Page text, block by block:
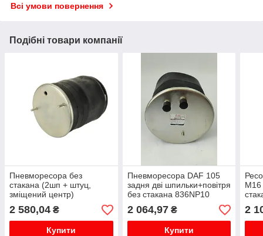
Всі умови повернення
Подібні товари компанії
Пневморесора без
стакана (2шп + штуц,
зміщений центр)
SCHMITZ 017924,
W01M58
2 580,04 ₴
Купити
Пневморесора DAF 105
задня дві шпильки+повітря
без стакана 836NP10
1794420
2 064,97₴
Купити
2